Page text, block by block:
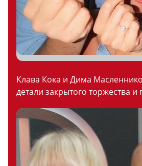
Клава Кока и Дима
детали закрытого торжества